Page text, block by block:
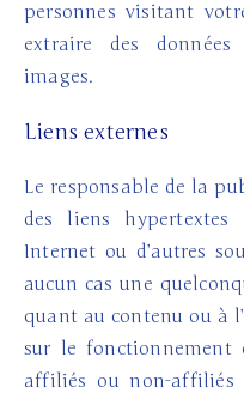
personnes visitant
extraire des
images.
Liens externes
Le responsable de la
des liens hypertextes
Internet ou d’autres
aucun cas une
quant au contenu ou à
sur le fonctionnement
affiliés ou non-affiliés